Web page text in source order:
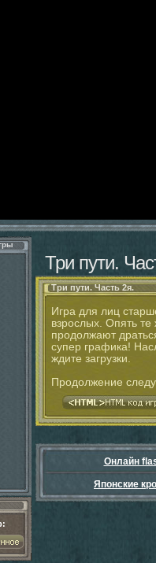
Три пути.
Три пути. Часть 2я.
Игра для лиц
взрослых. Опять
продолжают
супер графика!
ждите загрузки.
Продолжение
Онлайн
Японские